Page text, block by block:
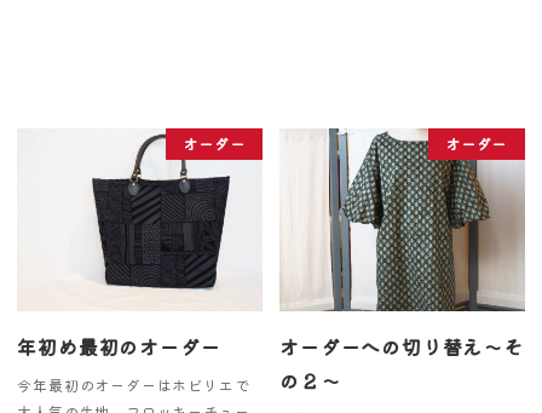
オーダー
年初め最初のオーダー
今年最初のオーダーはホビリエで
オーダー
オーダーへの切り替え～そ
の２～